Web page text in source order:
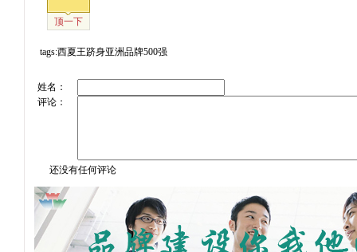
顶一下
tags:西夏王跻身亚洲品牌500强
姓名：
评论：
还没有任何评论